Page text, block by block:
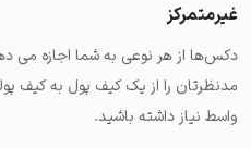
غیرمتمرکز
دکس‌ها از هر نوعی به شما اجازه می
مدنظرتان را از یک کیف پول به کیف
واسط نیاز داشته باشید.